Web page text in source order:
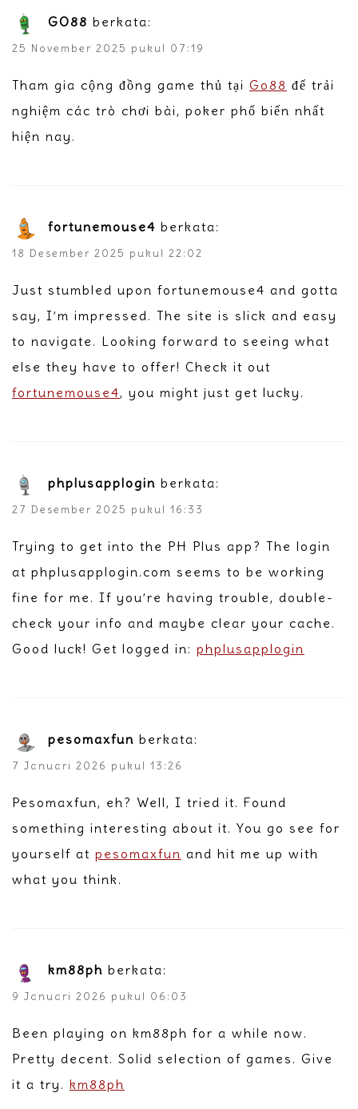
GO88 berkata:
25 November 2025 pukul 07:19
Tham gia cộng đồng game thủ tại Go88 để trải
nghiệm các trò chơi bài, poker phổ biến nhất
hiện nay.
fortunemouse4 berkata:
18 Desember 2025 pukul 22:02
Just stumbled upon fortunemouse4 and gotta
say, I’m impressed. The site is slick and easy
to navigate. Looking forward to seeing what
else they have to offer! Check it out
fortunemouse4, you might just get lucky.
phplusapplogin berkata:
27 Desember 2025 pukul 16:33
Trying to get into the PH Plus app? The login
at phplusapplogin.com seems to be working
fine for me. If you’re having trouble, double-
check your info and maybe clear your cache.
Good luck! Get logged in: phplusapplogin
pesomaxfun berkata:
7 Januari 2026 pukul 13:26
Pesomaxfun, eh? Well, I tried it. Found
something interesting about it. You go see for
yourself at pesomaxfun and hit me up with
what you think.
km88ph berkata:
9 Januari 2026 pukul 06:03
Been playing on km88ph for a while now.
Pretty decent. Solid selection of games. Give
it a try. km88ph